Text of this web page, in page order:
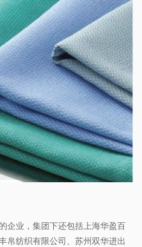
企业，集团下还包括上海华盈百
帛纺织有限公司、苏州双华进出